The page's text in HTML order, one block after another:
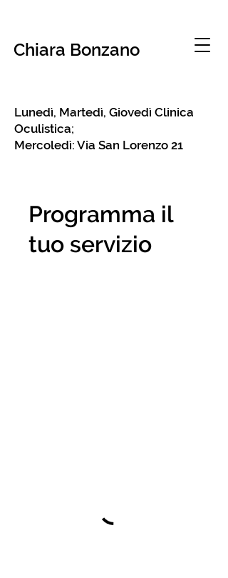
Chiara Bonzano
Lunedì, Martedì, Giovedì Clinica
Oculistica;
Mercoledì: Via San Lorenzo 21
Programma il
tuo servizio